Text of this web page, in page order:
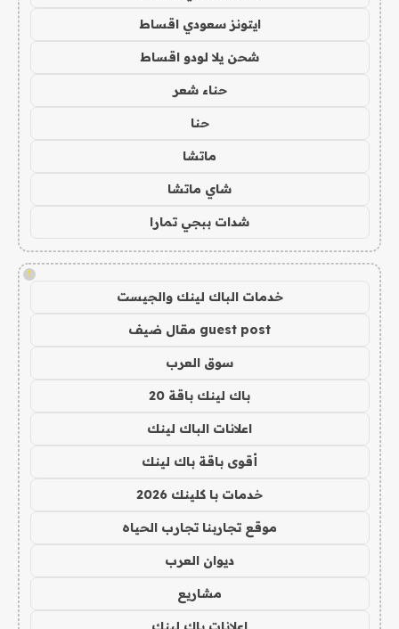
ايتونز سعودي اقساط
شحن يلا لودو اقساط
حناء شعر
حنا
ماتشا
شاي ماتشا
شدات ببجي تمارا
!
خدمات الباك لينك والجيست
guest post مقال ضيف
سوق العرب
باك لينك باقة 20
اعلانات الباك لينك
أقوى باقة باك لينك
خدمات با كلينك 2026
موقع تجاربنا تجارب الحياه
ديوان العرب
مشاريع